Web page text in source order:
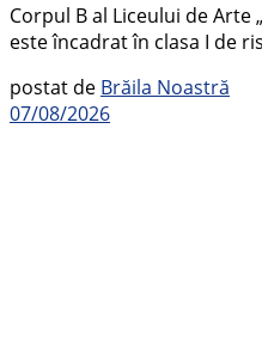
Corpul B al Liceului de Arte
este încadrat în clasa I de
postat de Brăila Noastră
07/08/2026